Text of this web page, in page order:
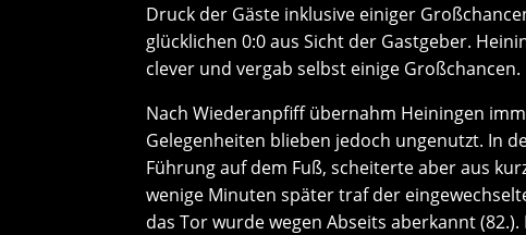
Druck der Gäste inklusive einiger
glücklichen 0:0 aus Sicht der Gastgeber.
clever und vergab selbst einige Großchancen.
Nach Wiederanpfiff übernahm Heiningen
Gelegenheiten blieben jedoch ungenutzt. In
Führung auf dem Fuß, scheiterte aber aus
wenige Minuten später traf der
das Tor wurde wegen Abseits aberkannt